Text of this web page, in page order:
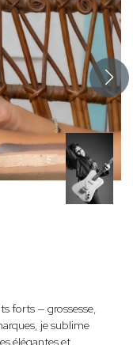
forts — grossesse,
je sublime
élégantes et